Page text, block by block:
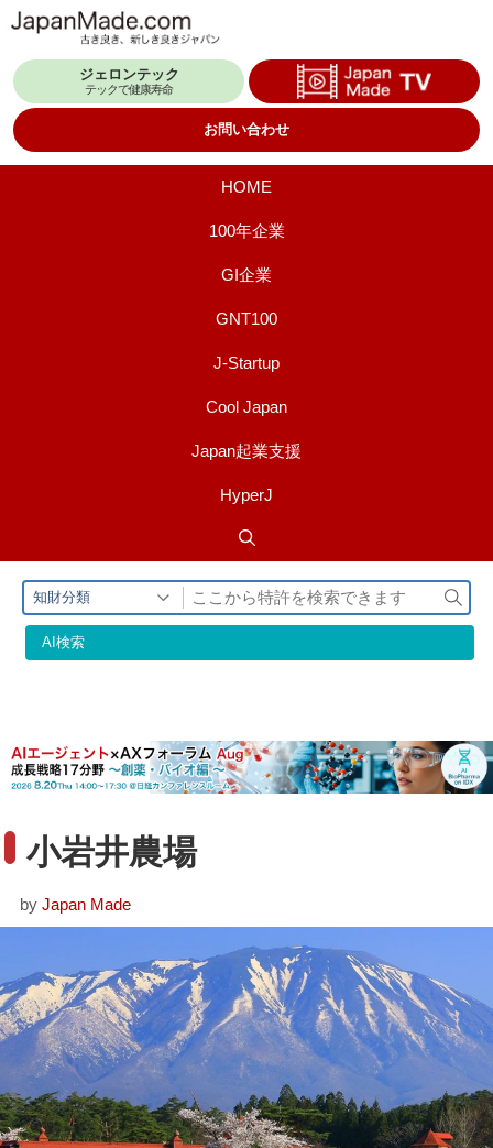
テ
ジェロンテック
テックで健康寿命
お問い合わせ
HOME
100年企業
GI企業
GNT100
J-Startup
Cool Japan
Japan起業支援
HyperJ
知財分類
検
索
AI検索
小岩井農場
by Japan Made